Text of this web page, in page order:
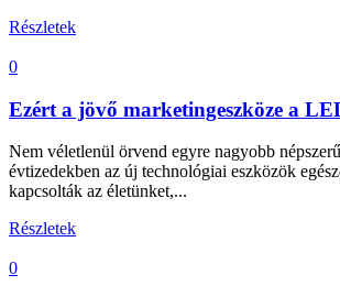
Részletek
0
Ezért a jövő marketingeszköze a
Nem véletlenül örvend egyre nagyobb
évtizedekben az új technológiai eszközök
kapcsolták az életünket,...
Részletek
0